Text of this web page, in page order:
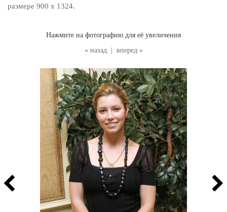
« назад вперед »
Нажмите на фотографию для её увеличения
размере 900 x 1324.